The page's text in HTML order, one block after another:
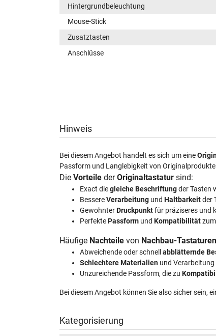
Hintergrundbeleuchtung
Mouse-Stick
Zusatztasten
Anschlüsse
Hinweis
Bei diesem Angebot handelt es sich um eine
Passform und Langlebigkeit von
Die Vorteile derOriginaltastatur sind:
Exact diegleiche Beschriftungder Tasten
BessereVerarbeitung und Haltbarkeitder
GewohnterDruckpunktfür präziseres und
PerfektePassform und Kompatibilität
Häufige Nachteile von Nachbau-Tastaturen
Abweichende oder schnell abblätternde
Schlechtere Materialien und Verarbeitung
Unzureichende Passform, die zu
Bei diesem Angebot können Sie also sicher sein,
Kategorisierung